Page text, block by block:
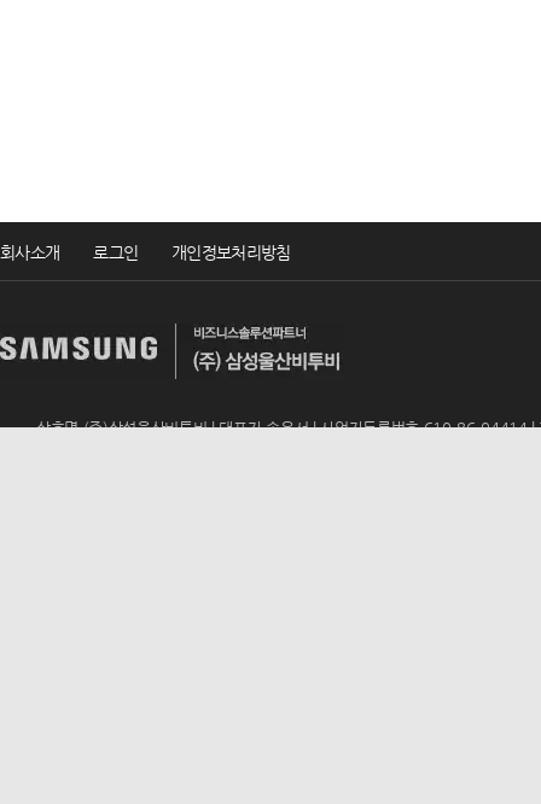
회사소개 로그인 개인정보처리방침
상호명 (주)삼성울산비투비 | 대표자 송윤서 | 사업자등록번호 610-86-